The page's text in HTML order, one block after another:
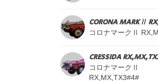
CORONA MARKⅡ
コロナマークⅡ
CRESSIDA
コロナマークⅡ
RX,MX,TX3#4#